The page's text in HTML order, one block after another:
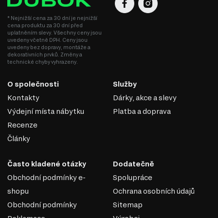
DŘEVOTŘÍSKA
dřevních třísek pod vysokým tlakem s přidáním
materiálem pro výrobu korpusového nábytku, čelních
ploch a dekorativních panelů díky své ekonomičnosti,
univerzálnosti a dostupnosti.
* Nejnižší cena za 30 dní je nejnižší
cena produktu za 30 dní před
uplatněním slevy. Všechny ceny jsou
uvedeny včetně DPH. Ceny jsou
uvedeny bez dopravy, montáže a
dekorativních prvků. Změny a
technické chyby vyhrazeny.
O společnosti
Kontakty
Výdejní místa nábytku
Recenze
Články
Služby
Dárky, akce a slevy
Platba a doprava
Často kladené otázky
Obchodní podmínky e-
shopu
Obchodní podmínky
Dodatečně
Spolupráce
Ochrana osobních údajů
Sitemap